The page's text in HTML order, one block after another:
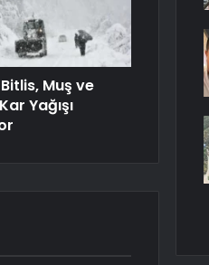
Muş ve
Yağışı